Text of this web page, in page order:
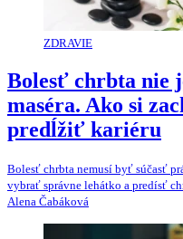
ZDRAVIE
Bolesť chrbta nie
maséra. Ako si
predĺžiť kariéru
Bolesť chrbta nemusí byť súčasť
vybrať správne lehátko a predísť
Alena Čabáková